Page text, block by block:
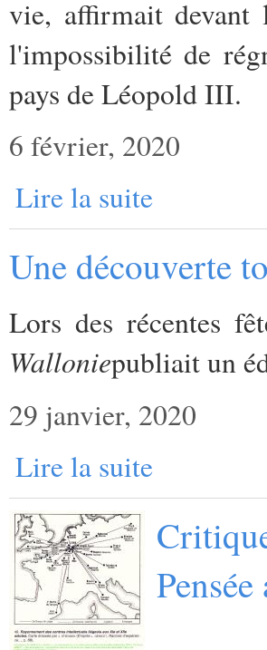
vie, affirmait devant
l'impossibilité de
pays de Léopold III.
6 février, 2020
Lire la suite
Une découverte
Lors des récentes
Walloniepubliait un
29 janvier, 2020
Lire la suite